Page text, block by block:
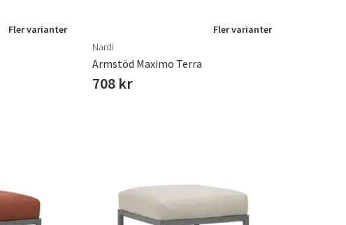
Fler varianter
Fler varianter
Nardi
Armstöd Maximo Terra
708 kr